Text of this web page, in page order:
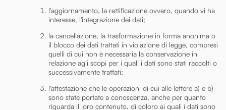
l'aggiornamento, la rettificazione ovvero, quando vi ha
interesse, l'integrazione dei dati;
la cancellazione, la trasformazione in forma anonima o
il blocco dei dati trattati in violazione di legge, compresi
quelli di cui non è necessaria la conservazione in
relazione agli scopi per i quali i dati sono stati raccolti o
successivamente trattati;
l'attestazione che le operazioni di cui alle lettere a) e b)
sono state portate a conoscenza, anche per quanto
riguarda il loro contenuto, di coloro ai quali i dati sono